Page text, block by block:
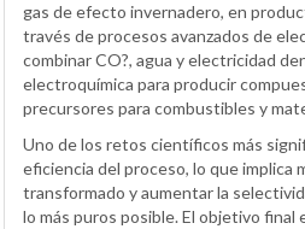
gas de efecto invernadero, en
través de procesos avanzados de
combinar CO?, agua y electricidad
electroquímica para producir
precursores para combustibles y
Uno de los retos científicos más
eficiencia del proceso, lo que implica
transformado y aumentar la
lo más puros posible. El objetivo